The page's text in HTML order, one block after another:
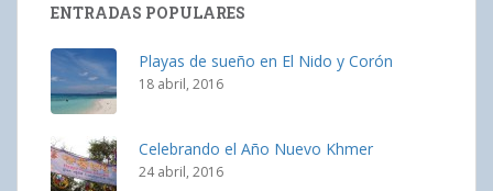
ENTRADAS POPULARES
Playas de sueño en El Nido y Corón
18 abril, 2016
Celebrando el Año Nuevo Khmer
24 abril, 2016